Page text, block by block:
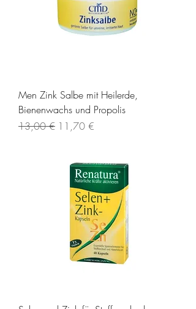
Men Zink Salbe mit Heilerde,
Bienenwachs und Propolis
Standardpreis
13,00 € Sale-Preis
11,70 €